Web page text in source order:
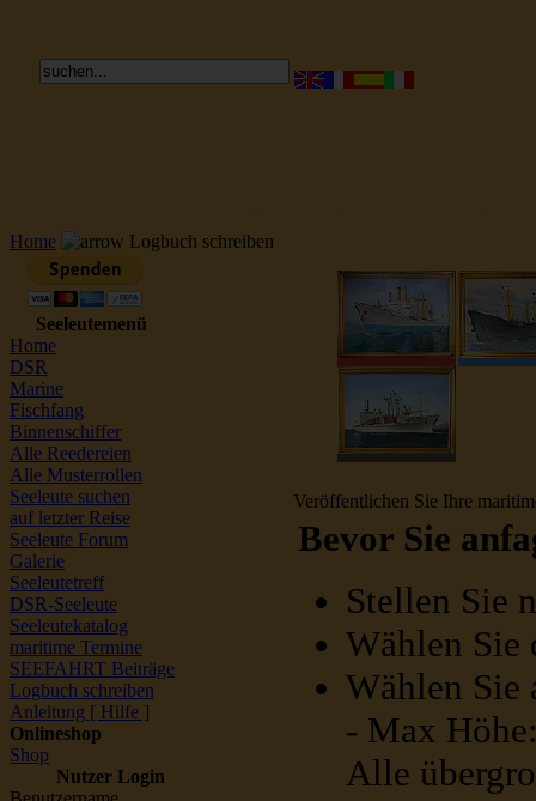
Home Logbuch schreiben
Seeleutemenü
Home
DSR
Marine
Fischfang
Binnenschiffer
Alle Reedereien
Alle Musterrollen
Seeleute suchen
auf letzter Reise
Seeleute Forum
Galerie
Seeleutetreff
DSR-Seeleute
Seeleutekatalog
maritime Termine
SEEFAHRT Beiträge
Logbuch schreiben
Anleitung [ Hilfe ]
Onlineshop
Shop
Nutzer Login
Veröffentlichen Sie Ihre
Bevor Sie
Stellen Sie
Wählen Sie
Wählen Sie
- Max
Alle